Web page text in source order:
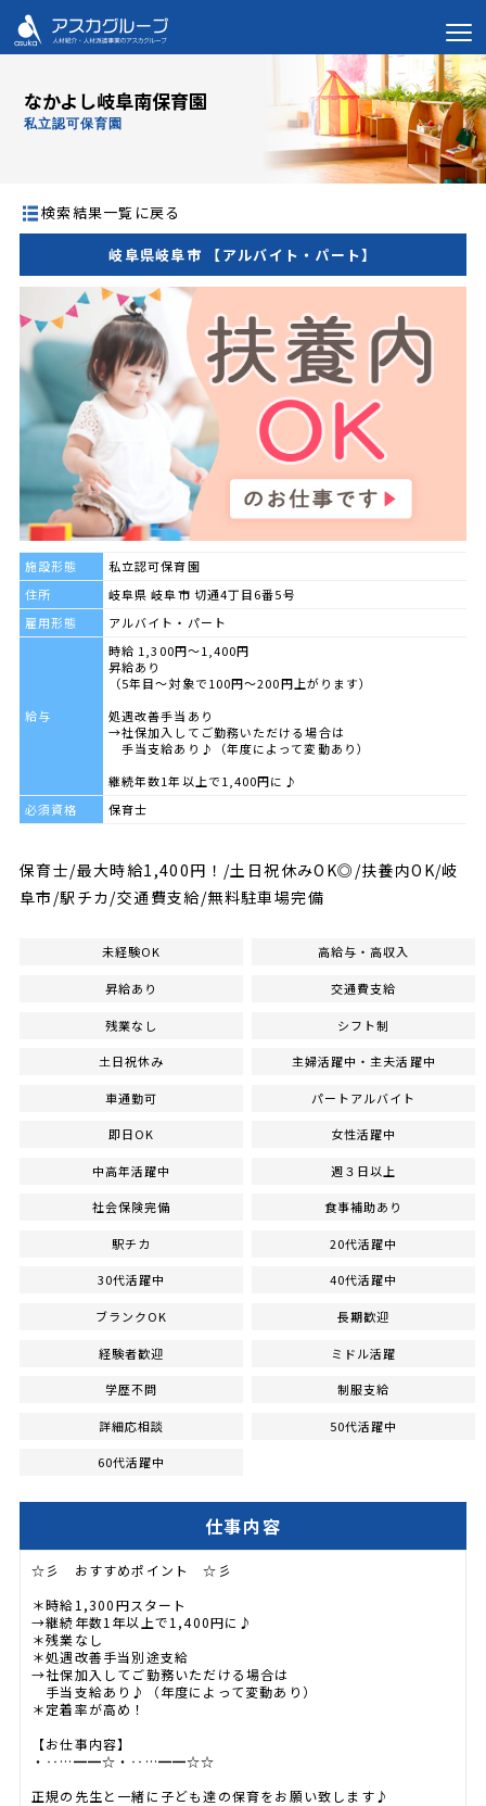
なかよし岐阜南保育園
私立認可保育園
検索結果一覧に戻る
岐阜県岐阜市 【アルバイト・パート】
施設形態
私立認可保育園
住所
岐阜県 岐阜市 切通4丁目6番5号
雇用形態
アルバイト・パート
給与
時給 1,300円～1,400円
昇給あり
（5年目～対象で100円～200円上がります）
処遇改善手当あり
→社保加入してご勤務いただける場合は
手当支給あり♪（年度によって変動あり）
継続年数1年以上で1,400円に♪
必須資格
保育士
保育士/最大時給1,400円！/土日祝休みOK◎/扶養内OK/岐
阜市/駅チカ/交通費支給/無料駐車場完備
未経験OK 高給与・高収入
昇給あり 交通費支給
残業なし シフト制
土日祝休み 主婦活躍中・主夫活躍中
車通勤可 パートアルバイト
即日OK 女性活躍中
中高年活躍中 週３日以上
社会保険完備 食事補助あり
駅チカ 20代活躍中
30代活躍中 40代活躍中
ブランクOK 長期歓迎
経験者歓迎 ミドル活躍
学歴不問 制服支給
詳細応相談 50代活躍中
60代活躍中
仕事内容
☆彡 おすすめポイント ☆彡
＊時給1,300円スタート
→継続年数1年以上で1,400円に♪
＊残業なし
＊処遇改善手当別途支給
→社保加入してご勤務いただける場合は
手当支給あり♪（年度によって変動あり）
＊定着率が高め！
【お仕事内容】
・‥…━━☆・‥…━━☆☆
正規の先生と一緒に子ども達の保育をお願い致します♪